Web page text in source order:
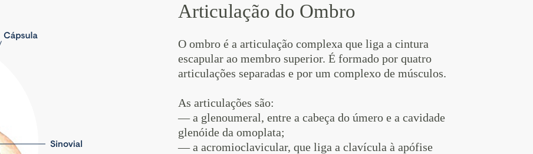
Articulação do Ombro
O ombro é a articulação complexa que liga a cintura
escapular ao membro superior. É formado por quatro
articulações separadas e por um complexo de músculos.
As articulações são:
— a glenoumeral, entre a cabeça do úmero e a cavidade
glenóide da omoplata;
— a acromioclavicular, que liga a clavícula à apófise